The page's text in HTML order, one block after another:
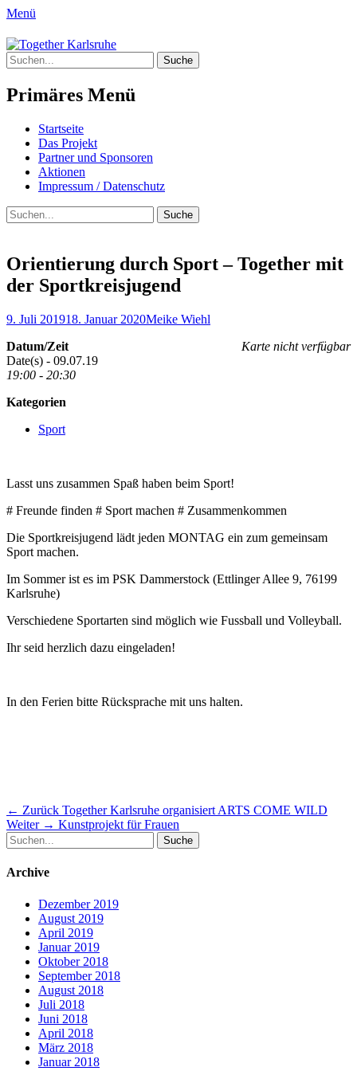
Menü
Together Karlsruhe
Integration von jungen Menschen mit
Fluchterfahrung und
Migrationshintergrund
Suche
nach:
Primäres Menü
Springe
zum
Inhalt
Startseite
Das Projekt
Partner und Sponsoren
Aktionen
Impressum / Datenschutz
Suchen
Suche
nach:
Orientierung durch Sport – Together mit
der Sportkreisjugend
Posted
9. Juli 201918. Januar 2020Author
Meike Wiehl
Karte nicht verfügbar
Datum/Zeit
Date(s) - 09.07.19
19:00 - 20:30
Kategorien
Sport
Lasst uns zusammen Spaß haben beim Sport!
# Freunde finden # Sport machen # Zusammenkommen
Die Sportkreisjugend lädt jeden MONTAG ein zum gemeinsam
Sport machen.
Im Sommer ist es im PSK Dammerstock (Ettlinger Allee 9, 76199
Karlsruhe)
Verschiedene Sportarten sind möglich wie Fussball und Volleyball.
Ihr seid herzlich dazu eingeladen!
In den Ferien bitte Rücksprache mit uns halten.
Beitragsnavigation
← Zurück Vorheriger
Beitrag:
Together Karlsruhe organisiert ARTS COME WILD
Weiter → Nächster
Kunstprojekt für Frauen
Suche
nach:
Archive
Dezember 2019
August 2019
April 2019
Januar 2019
Oktober 2018
September 2018
August 2018
Juli 2018
Juni 2018
April 2018
März 2018
Januar 2018